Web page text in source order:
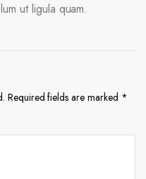
ut ligula quam.
Required fields are marked *